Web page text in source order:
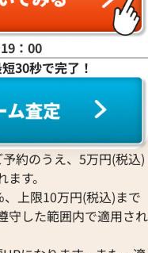
：00
30秒で完了！
約のうえ、5万円(税込)
す。
上限10万円(税込)まで
守した範囲内で適用され